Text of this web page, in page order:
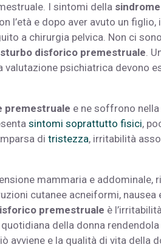
I sintomi della
l’età e dopo aver avuto un
a chirurgia pelvica. Non ci
disforico premestruale.
valutazione psichiatrica devono
premestruale e ne soffrono
sintomi soprattutto fisici,
di tristezza, irritabilità
mammaria e addominale,
cutanee acneiformi,
premestruale è
della donna
avviene e la qualità di vita della